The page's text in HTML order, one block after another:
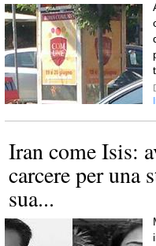
Iran come Isis:
carcere per una
sua...